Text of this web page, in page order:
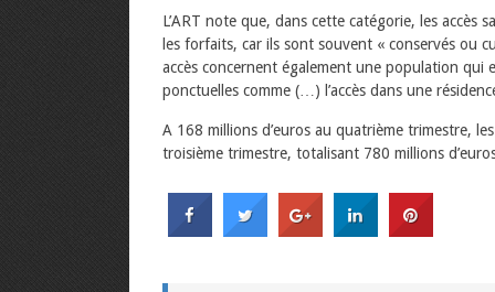
L’ART note que, dans cette catégorie, les
les forfaits, car ils sont souvent « conservés ou
accès concernent également une population
ponctuelles comme (…) l’accès dans une
A 168 millions d’euros au quatrième trimestre,
troisième trimestre, totalisant 780 millions d’euros